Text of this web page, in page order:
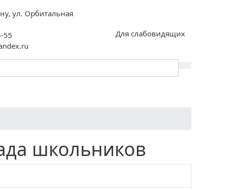
ул. Орбитальная
55
Для слабовидящих
школьников